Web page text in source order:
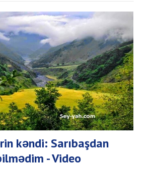
kəndi: Sarıbaşdan
- Video